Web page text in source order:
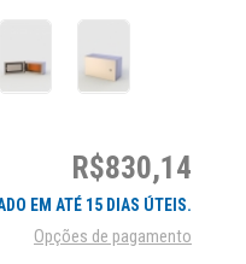
R$830,14
EM ATÉ 15 DIAS ÚTEIS.
Opções de pagamento